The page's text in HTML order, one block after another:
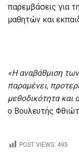
παρεμβάσεις για
μαθητών και
«Η αναβάθμιση
παραμένει,
μεθοδικότητα και
ο Βουλευτής
POST VIEWS: 495